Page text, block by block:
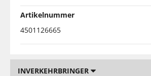
Artikelnummer
4501126665
INVERKEHRBRINGER